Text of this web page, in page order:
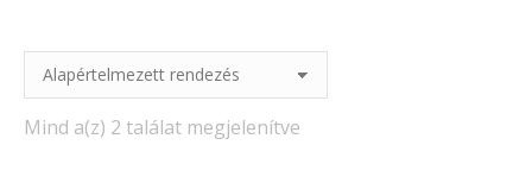
Mind a(z) 2 találat megjelenítve